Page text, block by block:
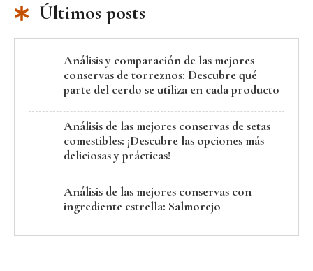
Últimos posts
Análisis y comparación de las mejores
conservas de torreznos: Descubre qué
parte del cerdo se utiliza en cada producto
Análisis de las mejores conservas de setas
comestibles: ¡Descubre las opciones más
deliciosas y prácticas!
Análisis de las mejores conservas con
ingrediente estrella: Salmorejo